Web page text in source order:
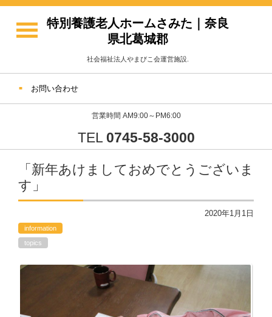
特別養護老人ホームさみた｜奈良
県北葛城郡
社会福祉法人やまびこ会運営施設.
お問い合わせ
営業時間 AM9:00～PM6:00
TEL 0745-58-3000
「新年あけましておめでとうございま
す」
2020年1月1日
information
topics